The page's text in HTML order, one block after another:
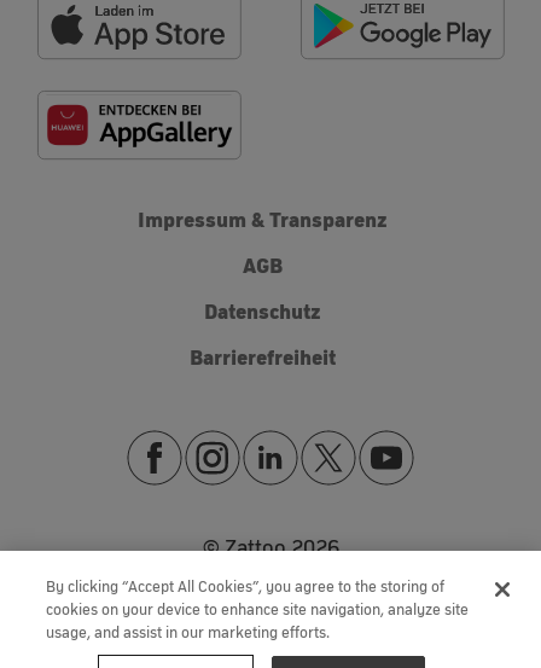
Impressum & Transparenz
AGB
Datenschutz
Barrierefreiheit
© Zattoo2026
By clicking “Accept All Cookies”, you agree to the storing of
cookies on your device to enhance site navigation, analyze site
usage, and assist in our marketing efforts.